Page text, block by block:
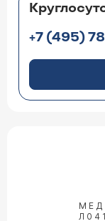
+7 (495)